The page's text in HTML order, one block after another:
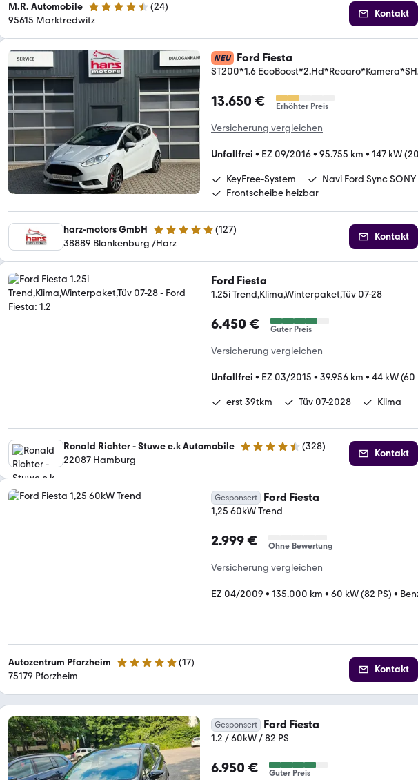
M.R. Automobile 4.7 Sterne (24)
95615 Marktredwitz
Kontakt
NEU Ford Fiesta
ST200*1.6
13.650 € Erhöhter Preis
Versicherung vergleichen
Unfallfrei • EZ 09/2016• 95.755 km • 147 kW
KeyFree-System
Navi Ford Sync SONY
Frontscheibe heizbar
harz-motors GmbH 5 Sterne (127)
38889 Blankenburg /Harz
Kontakt
Ford Fiesta
1.25i Trend,Klima,Winterpaket,Tüv 07-28
6.450 € Guter Preis
Versicherung vergleichen
Unfallfrei • EZ 03/2015 • 39.956 km • 44 kW (60
erst 39tkm Tüv 07-2028 Klima
Ronald Richter - Stuwe e.k Automobile 4.6 Sterne (328)
22087 Hamburg
Kontakt
Gesponsert Ford Fiesta
1,25 60kW Trend
2.999 € Ohne Bewertung
Versicherung vergleichen
EZ 04/2009 • 135.000 km • 60 kW (82 PS) •
Autozentrum Pforzheim 5 Sterne (17)
75179 Pforzheim
Kontakt
Gesponsert Ford Fiesta
1.2 / 60kW / 82 PS
6.950 € Guter Preis